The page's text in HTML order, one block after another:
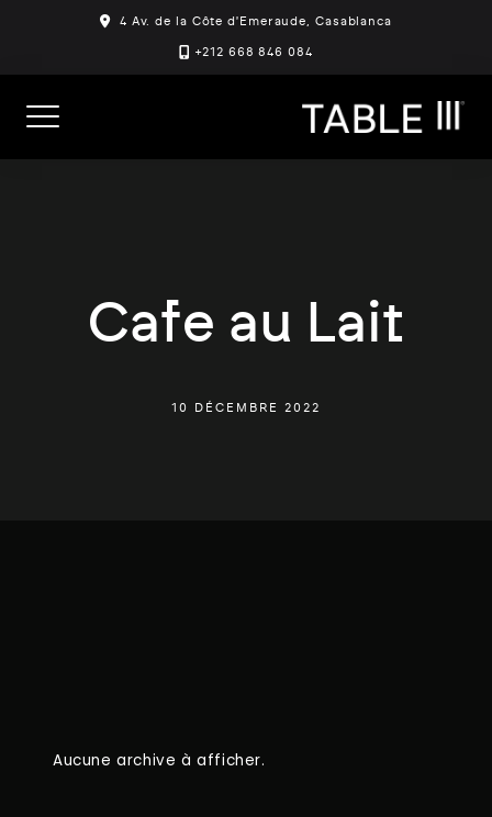
4 Av. de la Côte d'Emeraude, Casablanca
+212 668 846 084
Cafe au Lait
10 DÉCEMBRE 2022
Aucune archive à afficher.